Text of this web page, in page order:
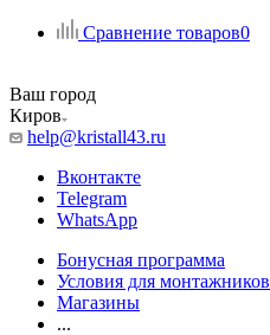
Сравнение товаров0
Ваш город
Киров
help@kristall43.ru
Вконтакте
Telegram
WhatsApp
Бонусная программа
Условия для монтажников
Магазины
...